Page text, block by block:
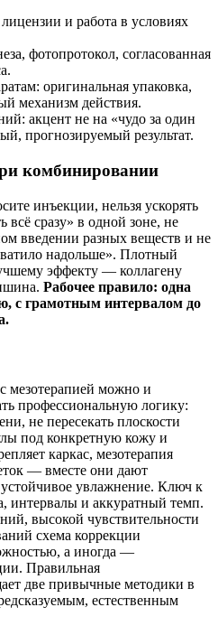
и работа в условиях
фотопротокол, согласованная
оригинальная упаковка,
механизм действия.
акцент не на «чудо за один
прогнозируемый результат.
комбинировании
инъекции, нельзя ускорять
всё сразу» в одной зоне, не
введении разных веществ и не
надольше». Плотный
эффекту — коллагену
Рабочее правило: одна
с грамотным интервалом до
мезотерапией можно и
профессиональную логику:
не пересекать плоскости
под конкретную кожу и
каркас, мезотерапия
— вместе они дают
увлажнение. Ключ к
интервалы и аккуратный темп.
высокой чувствительности
схема коррекции
а иногда —
Правильная
две привычные методики в
естественным